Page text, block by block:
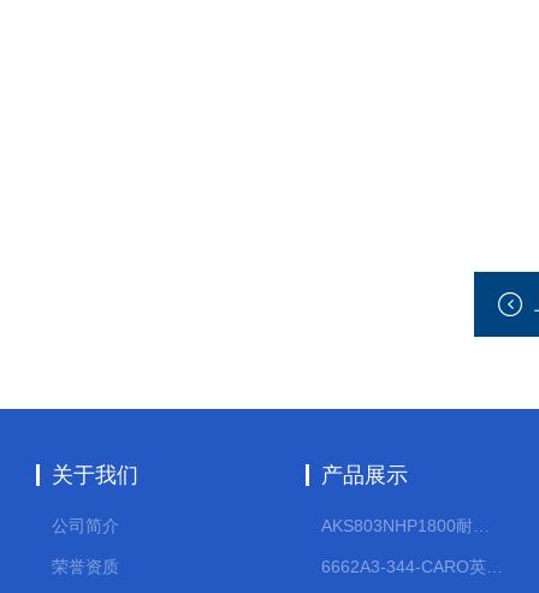
关于我们
公司简介
荣誉资质
产品展示